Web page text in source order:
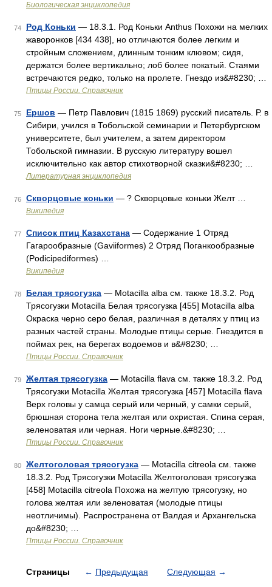
Биологическая энциклопедия
74 Род Коньки — 18.3.1. Род Коньки Anthus Похожи на мелких
жаворонков [434 438], но отличаются более легким и
стройным сложением, длинным тонким клювом; сидя,
держатся более вертикально; лоб более покатый. Стаями
встречаются редко, только на пролете. Гнездо из&#8230; …
Птицы России. Справочник
75 Ершов — Петр Павлович (1815 1869) русский писатель. Р. в
Сибири, учился в Тобольской семинарии и Петербургском
университете, был учителем, а затем директором
Тобольской гимназии. В русскую литературу вошел
исключительно как автор стихотворной сказки&#8230; …
Литературная энциклопедия
76 Скворцовые коньки — ? Скворцовые коньки Желт …
Википедия
77 Список птиц Казахстана — Содержание 1 Отряд
Гагарообразные (Gaviiformes) 2 Отряд Поганкообразные
(Podicipediformes) …
Википедия
78 Белая трясогузка — Motacilla alba см. также 18.3.2. Род
Трясогузки Motacilla Белая трясогузка [455] Motacilla alba
Окраска черно серо белая, различная в деталях у птиц из
разных частей страны. Молодые птицы серые. Гнездится в
поймах рек, на берегах водоемов и в&#8230; …
Птицы России. Справочник
79 Желтая трясогузка — Motacilla flava см. также 18.3.2. Род
Трясогузки Motacilla Желтая трясогузка [457] Motacilla flava
Верх головы у самца серый или черный, у самки серый,
брюшная сторона тела желтая или охристая. Спина серая,
зеленоватая или черная. Ноги черные.&#8230; …
Птицы России. Справочник
80 Желтоголовая трясогузка — Motacilla citreola см. также
18.3.2. Род Трясогузки Motacilla Желтоголовая трясогузка
[458] Motacilla citreola Похожа на желтую трясогузку, но
голова желтая или зеленоватая (молодые птицы
неотличимы). Распространена от Валдая и Архангельска
до&#8230; …
Птицы России. Справочник
Страницы ← Предыдущая Следующая →